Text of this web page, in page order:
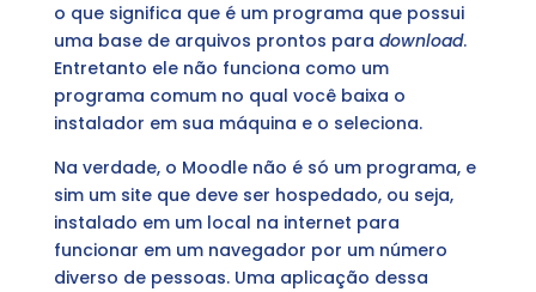
o que significa que é um programa que possui
uma base de arquivos prontos para download.
Entretanto ele não funciona como um
programa comum no qual você baixa o
instalador em sua máquina e o seleciona.
Na verdade, o Moodle não é só um programa, e
sim um site que deve ser hospedado, ou seja,
instalado em um local na internet para
funcionar em um navegador por um número
diverso de pessoas. Uma aplicação dessa